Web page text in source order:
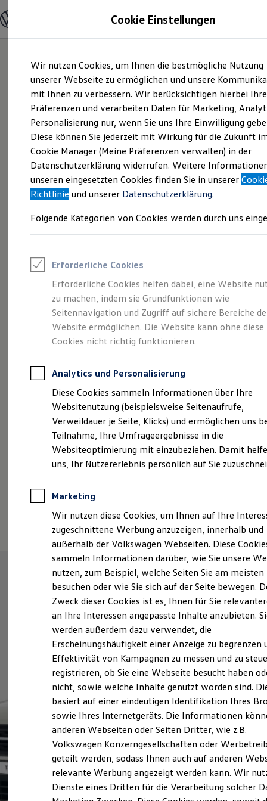
Hauptinhalt
springen
Footer
springen
Modelle und Konfigurator
Modelle vergleichen
Elektroautos
ENERGY Sondermodelle
Nutzfahrzeuge
SUV und CUV
Familienautos
Kombis
Kompaktwagen
Sportwagen
Schnell verfügbare Fahrzeuge
Angebote und Produkte
Aktuelle Angebote
E-Auto-Förderung
Volkswagen Marktplatz
Junge Gebrauchtwagen und Gebrauchtwagen
Saisonangebote
Leasing
Leasing-Angebote
Gebrauchtwagen Leasing
Junge Gebrauchtwagen-Leasing
Elektroauto Leasing
Kleinwagen-Leasing
Leasing ohne Anzahlung
Autokredit mit Schlussrate
Versicherungen und Garantien
Kfz-Versicherung
Restschuldversicherungen
Garantien
Wartungsverträge
Geschäftskunden
Professional Class bei Volkswagen
Großkunden
Behörden
Anpfiff zum Gewinn
Elektroautos
ID. Tutorials
Elektrofahrzeugkonzepte
Reichweite
Reichweite der ID. Modelle
Reichweite im Winter
Laden
Laden unterwegs
Laden Zuhause
Ladezeitensimulator
Batterie
Sicherheit
Garantie und Lebensdauer
Nachhaltigkeit
Technologie
Kosten und Kauf
Verbrauchskosten
Kaufoptionen
E-Auto-Förderung
Software und Konnektivität
Die ID. Software 6
ID. Software Versionen und Updates
Digitale Extras
Schnittstellen zu Ihrem ID.
Ihr Begleiter für Alltag
und Freizeit. Der T-
Cross.
Impressum & Rechtliches)
Cookie Einstellungen
Wir nutzen Cookies, um Ihnen die bestmögliche Nutzung
unserer Webseite zu ermöglichen und unsere
mit Ihnen zu verbessern. Wir berücksichtigen hierbei Ihre
Präferenzen und verarbeiten Daten für Marketing,
Personalisierung nur, wenn Sie uns Ihre Einwilligung
Diese können Sie jederzeit mit Wirkung für die Zukunft
Cookie Manager (Meine Präferenzen verwalten) in der
Datenschutzerklärung widerrufen. Weitere
unseren eingesetzten Cookies finden Sie in unserer
Richtlinie und unserer Datenschutzerklärung.
Folgende Kategorien von Cookies werden durch uns
Erforderliche Cookies
Erforderliche Cookies helfen dabei, eine Website
zu machen, indem sie Grundfunktionen wie
Seitennavigation und Zugriff auf sichere Bereiche
Website ermöglichen. Die Website kann ohne diese
Cookies nicht richtig funktionieren.
Analytics und Personalisierung
Diese Cookies sammeln Informationen über Ihre
Websitenutzung (beispielsweise Seitenaufrufe,
Verweildauer je Seite, Klicks) und ermöglichen uns
Teilnahme, Ihre Umfrageergebnisse in die
Websiteoptimierung mit einzubeziehen. Damit
uns, Ihr Nutzererlebnis persönlich auf Sie
Marketing
Wir nutzen diese Cookies, um Ihnen auf Ihre
zugeschnittene Werbung anzuzeigen, innerhalb und
außerhalb der Volkswagen Webseiten. Diese
sammeln Informationen darüber, wie Sie unsere
nutzen, zum Beispiel, welche Seiten Sie am meisten
besuchen oder wie Sie sich auf der Seite bewegen.
Zweck dieser Cookies ist es, Ihnen für Sie
an Ihre Interessen angepasste Inhalte anzubieten.
werden außerdem dazu verwendet, die
Erscheinungshäufigkeit einer Anzeige zu begrenzen
Effektivität von Kampagnen zu messen und zu
registrieren, ob Sie eine Webseite besucht haben
nicht, sowie welche Inhalte genutzt worden sind.
basiert auf einer eindeutigen Identifikation Ihres
sowie Ihres Internetgeräts. Die Informationen
anderen Webseiten oder Seiten Dritter, wie z.B.
Volkswagen Konzerngesellschaften oder
geteilt werden, sodass Ihnen auch auf anderen
relevante Werbung angezeigt werden kann. Wir
Dienste eines Dritten für die Verarbeitung solcher